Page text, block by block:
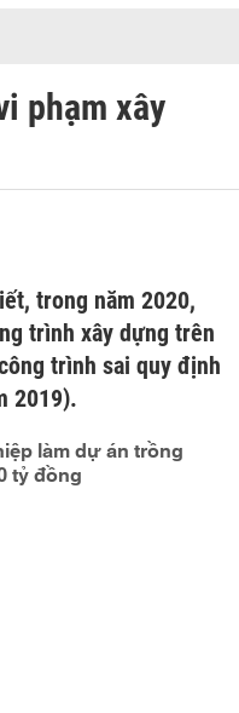
phạm xây
trong năm 2020,
trình xây dựng trên
trình sai quy định
2019).
làm dự án trồng
tỷ đồng